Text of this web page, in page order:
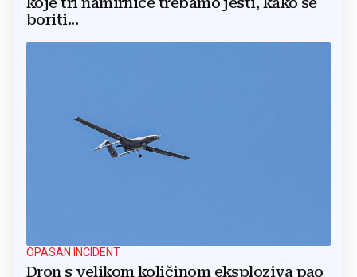
boriti...
OPASAN INCIDENT
Dron s velikom količinom eksploziva pao